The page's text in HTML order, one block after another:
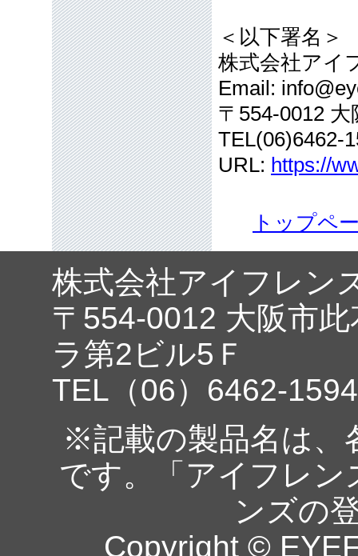
＜以下署名＞
株式会社アイ
Email:
〒554-0012
TEL(06)6462-
URL: https://
トップペ
株式会社アイフレン
〒554-0012 大阪市
ラ第2ビル5Ｆ
TEL（06）6462-
※記載の製品名は、
です。「アイフレ
ンズの
Copyright ©